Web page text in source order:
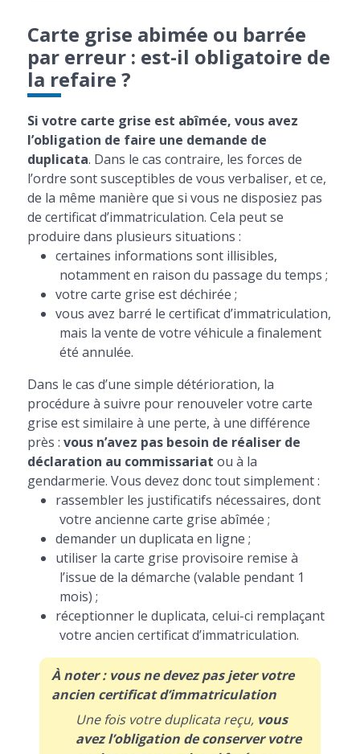
Carte grise abimée ou barrée
par erreur : est-il obligatoire de
la refaire ?
Si votre carte grise est abîmée, vous avez
l’obligation de faire une demande de
duplicata. Dans le cas contraire, les forces de
l’ordre sont susceptibles de vous verbaliser, et ce,
de la même manière que si vous ne disposiez pas
de certificat d’immatriculation. Cela peut se
produire dans plusieurs situations :
certaines informations sont illisibles,
notamment en raison du passage du temps ;
votre carte grise est déchirée ;
vous avez barré le certificat d’immatriculation,
mais la vente de votre véhicule a finalement
été annulée.
Dans le cas d’une simple détérioration, la
procédure à suivre pour renouveler votre carte
grise est similaire à une perte, à une différence
près : vous n’avez pas besoin de réaliser de
déclaration au commissariat ou à la
gendarmerie. Vous devez donc tout simplement :
rassembler les justificatifs nécessaires, dont
votre ancienne carte grise abîmée ;
demander un duplicata en ligne ;
utiliser la carte grise provisoire remise à
l’issue de la démarche (valable pendant 1
mois) ;
réceptionner le duplicata, celui-ci remplaçant
votre ancien certificat d’immatriculation.
À noter : vous ne devez pas jeter votre
ancien certificat d’immatriculation
Une fois votre duplicata reçu, vous
avez l’obligation de conserver votre